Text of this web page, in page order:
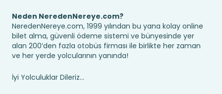
Neden NeredenNereye.com?
NeredenNereye.com, 1999 yılından bu yana kolay online
bilet alma, güvenli ödeme sistemi ve bünyesinde yer
alan 200’den fazla otobüs firması ile birlikte her zaman
ve her yerde yolcularının yanında!
İyi Yolculuklar Dileriz...